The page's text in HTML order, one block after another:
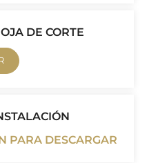
DE CORTE
PARA DESCARGAR